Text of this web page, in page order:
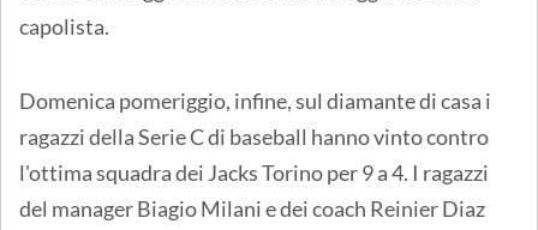
capolista.
Domenica pomeriggio, infine, sul diamante di casa i
ragazzi della Serie C di baseball hanno vinto contro
l'ottima squadra dei Jacks Torino per 9 a 4. I ragazzi
del manager Biagio Milani e dei coach Reinier Diaz